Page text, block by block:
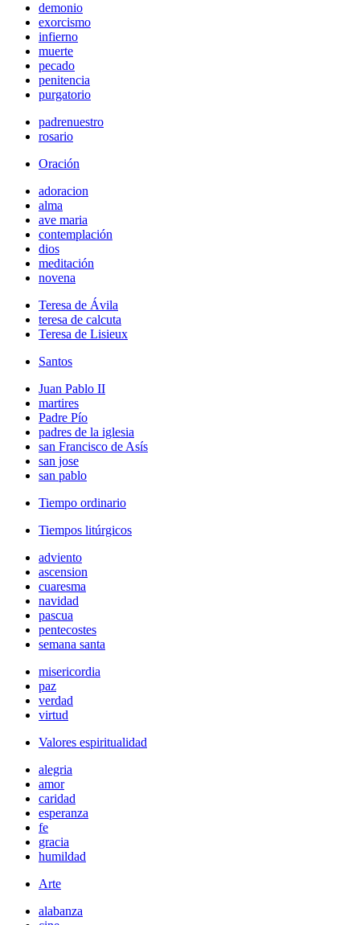
demonio
exorcismo
infierno
muerte
pecado
penitencia
purgatorio
padrenuestro
rosario
Oración
adoracion
alma
ave maria
contemplación
dios
meditación
novena
Teresa de Ávila
teresa de calcuta
Teresa de Lisieux
Santos
Juan Pablo II
martires
Padre Pío
padres de la iglesia
san Francisco de Asís
san jose
san pablo
Tiempo ordinario
Tiempos litúrgicos
adviento
ascension
cuaresma
navidad
pascua
pentecostes
semana santa
misericordia
paz
verdad
virtud
Valores espiritualidad
alegria
amor
caridad
esperanza
fe
gracia
humildad
Arte
alabanza